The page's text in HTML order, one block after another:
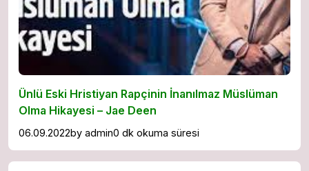
Ünlü Eski Hristiyan Rapçinin İnanılmaz Müslüman
Olma Hikayesi – Jae Deen
06.09.2022by admin0 dk okuma süresi